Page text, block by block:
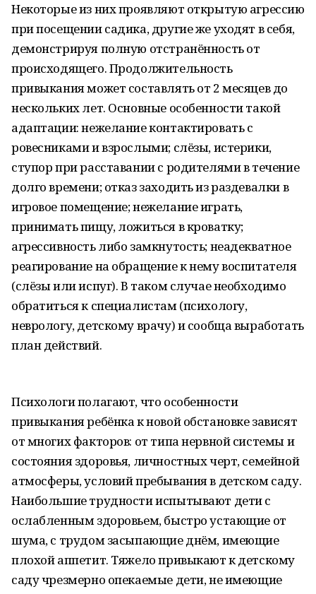
Некоторые из них проявляют открытую агрессию
при посещении садика, другие же уходят в себя,
демонстрируя полную отстранённость от
происходящего. Продолжительность
привыкания может составлять от 2 месяцев до
нескольких лет. Основные особенности такой
адаптации: нежелание контактировать с
ровесниками и взрослыми; слёзы, истерики,
ступор при расставании с родителями в течение
долго времени; отказ заходить из раздевалки в
игровое помещение; нежелание играть,
принимать пищу, ложиться в кроватку;
агрессивность либо замкнутость; неадекватное
реагирование на обращение к нему воспитателя
(слёзы или испуг). В таком случае необходимо
обратиться к специалистам (психологу,
неврологу, детскому врачу) и сообща выработать
план действий.
Психологи полагают, что особенности
привыкания ребёнка к новой обстановке зависят
от многих факторов: от типа нервной системы и
состояния здоровья, личностных черт, семейной
атмосферы, условий пребывания в детском саду.
Наибольшие трудности испытывают дети с
ослабленным здоровьем, быстро устающие от
шума, с трудом засыпающие днём, имеющие
плохой аппетит. Тяжело привыкают к детскому
саду чрезмерно опекаемые дети, не имеющие